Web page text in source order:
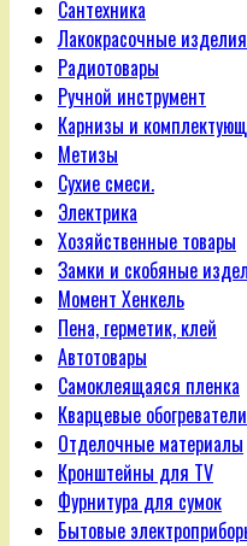
Сантехника
Лакокрасочные
Радиотовары
Ручной инструмент
Карнизы и
Метизы
Сухие смеси.
Электрика
Хозяйственные товары
Замки и скобяные
Момент Хенкель
Пена, герметик, клей
Автотовары
Самоклеящаяся пленка
Кварцевые
Отделочные материалы
Кронштейны для TV
Фурнитура для сумок
Бытовые